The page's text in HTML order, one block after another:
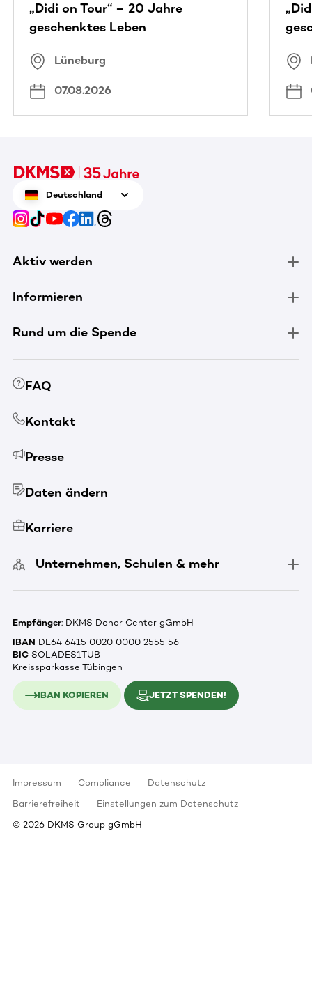
„Didi on Tour“ – 20 Jahre
geschenktes Leben
Lüneburg
07.08.2026
Deutschland
Aktiv werden
Informieren
Rund um die Spende
FAQ
Kontakt
Presse
Daten ändern
Karriere
Unternehmen, Schulen & mehr
Empfänger: DKMS Donor Center gGmbH
IBAN DE64 6415 0020 0000 2555 56
BIC SOLADES1TUB
Kreissparkasse Tübingen
IBAN KOPIEREN JETZT SPENDEN!
Impressum Compliance
Datenschutz
Barrierefreiheit
Einstellungen zum Datenschutz
© 2026 DKMS Group gGmbH